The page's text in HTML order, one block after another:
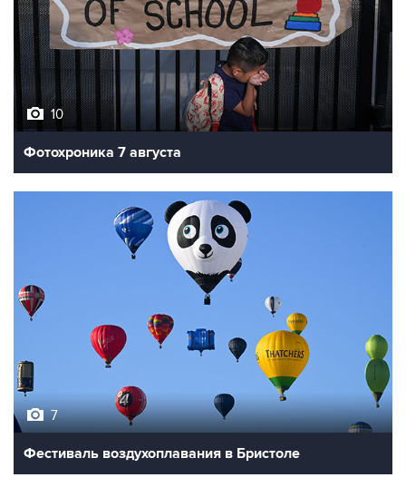
10
Фотохроника 7 августа
7
Фестиваль воздухоплавания в Бристоле